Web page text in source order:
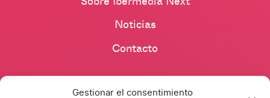
Gestionar el consentimiento
Noticias
Contacto